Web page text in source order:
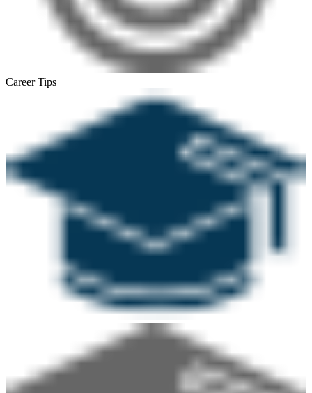
Career Tips